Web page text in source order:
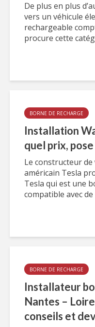
De plus en plus
vers un véhicule
rechargeable
procure cette
BORNE DE RECHARGE
Installation
quel prix,
Le constructeur
américain Tesla
Tesla qui est une
compatible avec
BORNE DE RECHARGE
Installateur
Nantes –
conseils et